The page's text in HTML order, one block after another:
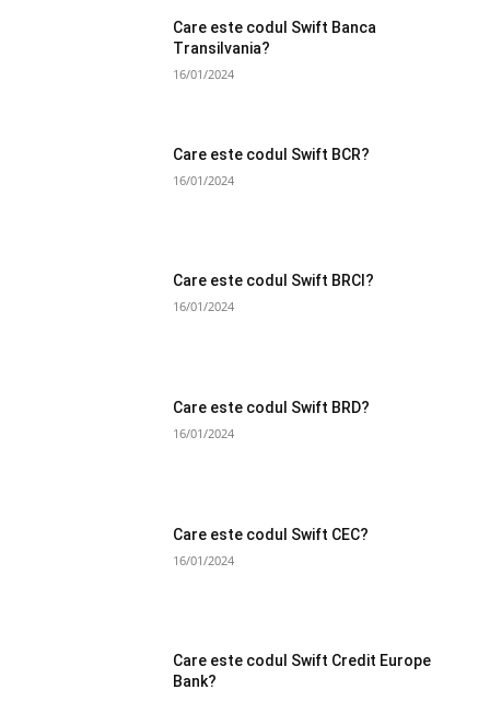
Care este codul Swift Banca
Transilvania?
16/01/2024
Care este codul Swift BCR?
16/01/2024
Care este codul Swift BRCI?
16/01/2024
Care este codul Swift BRD?
16/01/2024
Care este codul Swift CEC?
16/01/2024
Care este codul Swift Credit Europe
Bank?